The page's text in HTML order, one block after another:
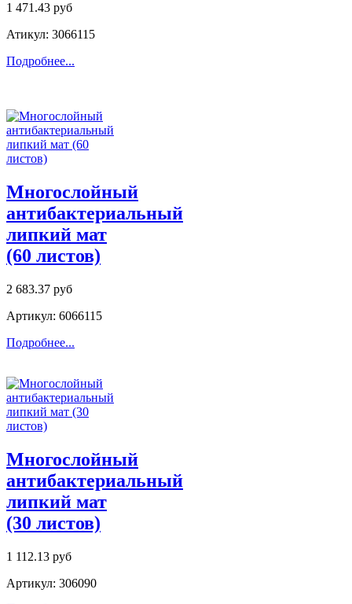
1 471.43 руб
Атикул: 3066115
Подробнее...
Многослойный
антибактериальный
липкий мат
(60 листов)
2 683.37 руб
Артикул: 6066115
Подробнее...
Многослойный
антибактериальный
липкий мат
(30 листов)
1 112.13 руб
Артикул: 306090